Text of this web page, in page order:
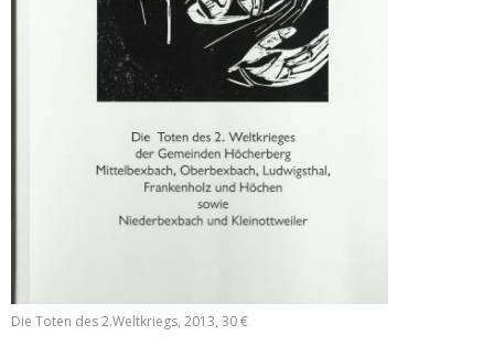
Die Toten des 2.Weltkriegs, 2013, 30 €